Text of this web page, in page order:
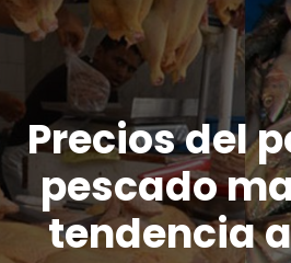
Precios del
pescado
tendencia